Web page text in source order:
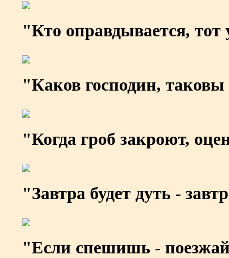
"Кто оправдывается, тот
"Каков господин,
"Когда гроб закроют,
"Завтра будет дуть -
"Если спешишь -